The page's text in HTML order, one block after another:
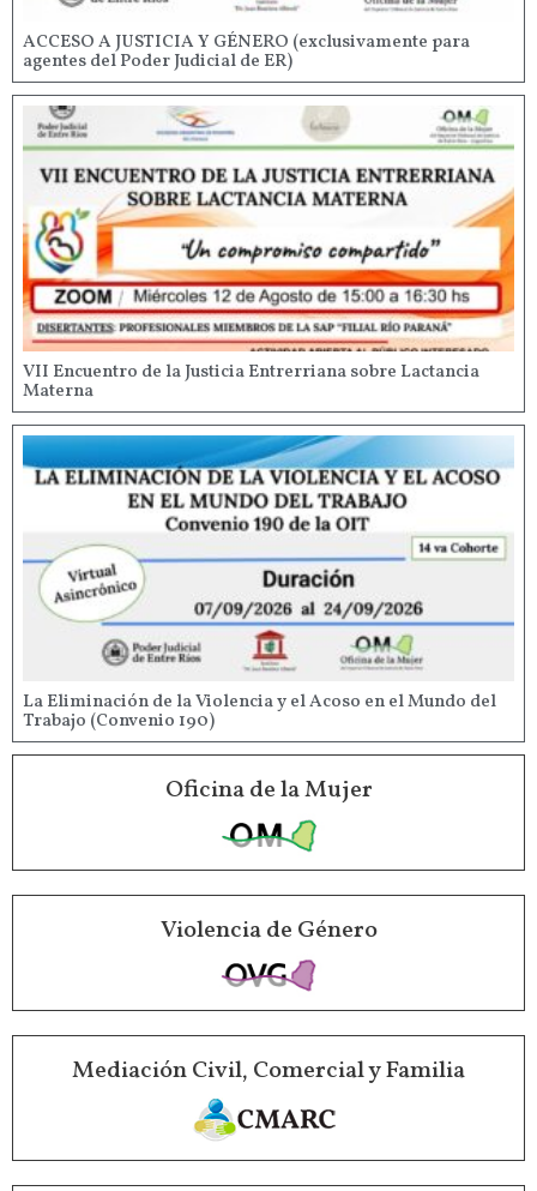
ACCESO A JUSTICIA Y GÉNERO (exclusivamente para
agentes del Poder Judicial de ER)
VII Encuentro de la Justicia Entrerriana sobre Lactancia
Materna
La Eliminación de la Violencia y el Acoso en el Mundo del
Trabajo (Convenio 190)
Oficina de la Mujer
Violencia de Género
Mediación Civil, Comercial y Familia